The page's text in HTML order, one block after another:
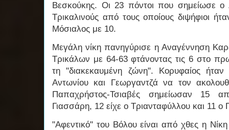
Βεσκούκης. Οι 23 πόντοι που σημείωσε
Τρικαλινούς από τους οποίους διψήφιοι
Μόσιαλος με 10.
Μεγάλη νίκη πανηγύρισε η Αναγέννηση
Τρικάλων με 64-63 φτάνοντας τις 6 στο
τη "διακεκαυμένη ζώνη". Κορυφαίος
Αντωνίου και Γεωργαντζά να τον
Παπαχρήστος-Τσιαβές σημείωσαν 15
Γιασσάρη, 12 είχε ο Τριανταφύλλου και 11
"Αφεντικό" του Βόλου είναι από χθες η